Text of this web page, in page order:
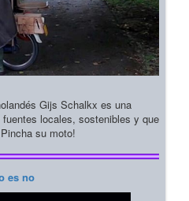
Gijs Schalkx es una
locales, sostenibles y que
su moto!
es no